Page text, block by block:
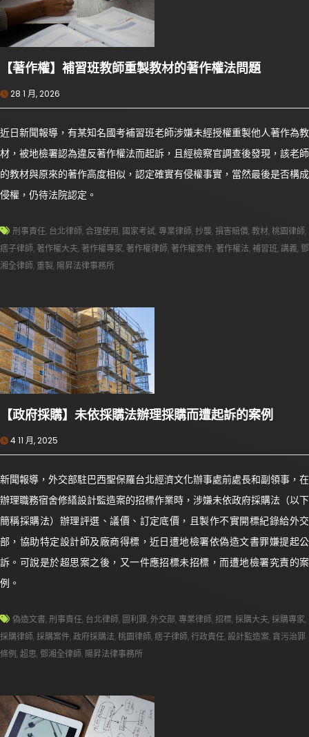
【著作權】補習班教師重製教材的著作權法問題
28 1 月, 2026
近日新聞報導，有某知名國考補習班老師涉嫌未經授權重製他人著作為教
材，被地檢署認為違反著作權法而起訴，且經檢察官調查後發現，該老師
的教材與原來的著作高度相似，認定確實有侵權事實，當然最後是否構成
侵權，仍待法院認定。
刑事責任, 台北律師, 合理使用, 國家考試,專業律師,抄襲,損害賠償,教材,桃園律師,
痞子律師, 著作權大夫, 著作權專家, 著作權律師, 著作權案件, 著作權法,補習班,講義, 鄧
湘全律師, 重製, 陽昇法律事務所
【政府採購】未依採購法辦理採購而遭起訴的案例
4 11 月, 2025
新聞報導，外交部駐巴西聖保羅台北經濟文化辦事處前處長和副領事，在
辦理職務宿舍修繕設計監造案的招標作業時，涉嫌未依政府採購法（以下
簡稱採購法）辦理評選、議價、訂定底價，且製作不實開標紀錄給外交
部，協助特定設計師及廠商得標，近日遭地檢署依偽造文書罪嫌提起公
訴。可說是於超思案之後，又一件應招標未招標，而遭地檢署究責的案
例。
偽造文書,刑事責任, 台北律師, 圖利罪,外交部,專業律師,招標,採購大夫,採購專家,
採購律師,採購案件,政府採購法,桃園律師,痞子律師,行政責任,設計監造案, 貪污治罪
條例,超思, 鄧湘全律師, 陽昇法律事務所